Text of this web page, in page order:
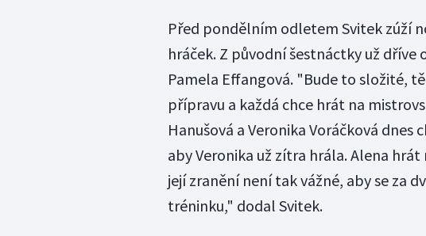
Před pondělním odletem Svitek zúží
hráček. Z původní šestnáctky už
Pamela Effangová. "Bude to složité,
přípravu a každá chce hrát na
Hanušová a Veronika Voráčková
aby Veronika už zítra hrála. Alena
její zranění není tak vážné, aby se za
tréninku," dodal Svitek.